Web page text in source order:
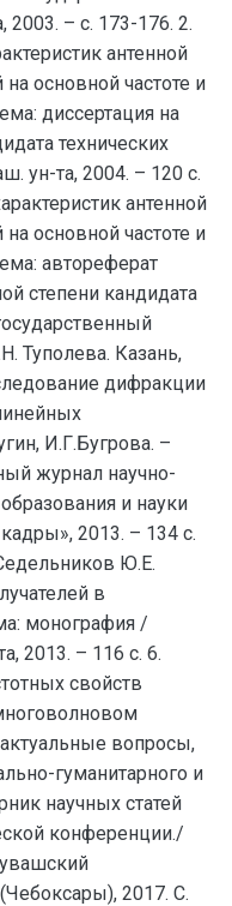
2003. – с. 173-176. 2.
антенной
основной частоте и
диссертация на
технических
ун-та, 2004. – 120 с.
антенной
основной частоте и
автореферат
степени кандидата
Туполева. Казань,
дифракции
И.Г.Бугрова. –
журнал научно-
и науки
2013. – 134 с.
Ю.Е.
в
монография /
2013. – 116 с. 6.
свойств
вопросы,
гуманитарного и
научных статей
конференции./
2017. С.